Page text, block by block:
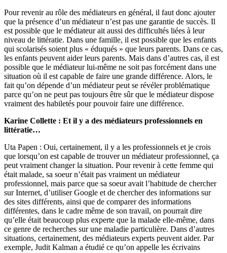
Pour revenir au rôle des médiateurs en général, il faut donc ajouter
que la présence d’un médiateur n’est pas une garantie de succès. Il
est possible que le médiateur ait aussi des difficultés liées à leur
niveau de littératie. Dans une famille, il est possible que les enfants
qui scolarisés soient plus « éduqués » que leurs parents. Dans ce cas,
les enfants peuvent aider leurs parents. Mais dans d’autres cas, il est
possible que le médiateur lui-même ne soit pas forcément dans une
situation où il est capable de faire une grande différence. Alors, le
fait qu’on dépende d’un médiateur peut se révéler problématique
parce qu’on ne peut pas toujours être sûr que le médiateur dispose
vraiment des habiletés pour pouvoir faire une différence.
Karine Collette : Et il y a des médiateurs professionnels en
littératie…
Uta Papen : Oui, certainement, il y a les professionnels et je crois
que lorsqu’on est capable de trouver un médiateur professionnel, ça
peut vraiment changer la situation. Pour revenir à cette femme qui
était malade, sa soeur n’était pas vraiment un médiateur
professionnel, mais parce que sa soeur avait l’habitude de chercher
sur Internet, d’utiliser Google et de chercher des informations sur
des sites différents, ainsi que de comparer des informations
différentes, dans le cadre même de son travail, on pourrait dire
qu’elle était beaucoup plus experte que la malade elle-même, dans
ce genre de recherches sur une maladie particulière. Dans d’autres
situations, certainement, des médiateurs experts peuvent aider. Par
exemple, Judit Kalman a étudié ce qu’on appelle les écrivains